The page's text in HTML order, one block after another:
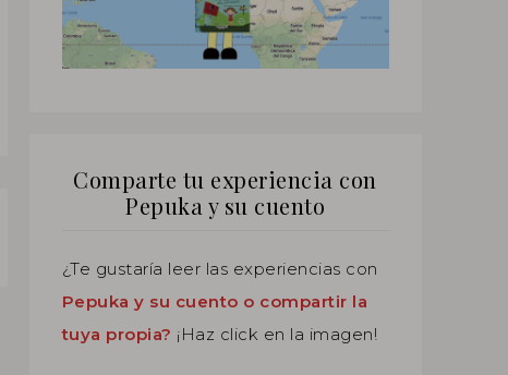
Comparte tu experiencia con
Pepuka y su cuento
¿Te gustaría leer las experiencias con
Pepuka y su cuento o compartir la
tuya propia? ¡Haz click en la imagen!